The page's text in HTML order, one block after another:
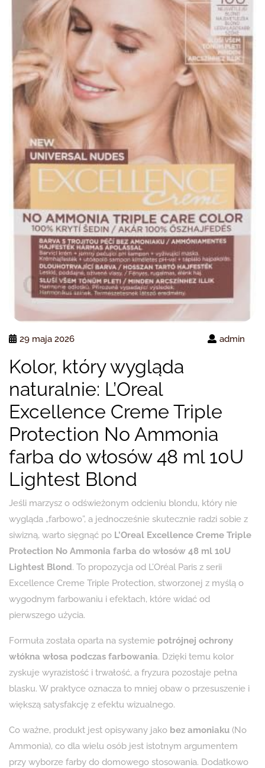
29 maja 2026 admin
Kolor, który wygląda
naturalnie: L’Oreal
Excellence Creme Triple
Protection No Ammonia
farba do włosów 48 ml 10U
Lightest Blond
Jeśli marzysz o odświeżonym odcieniu blondu, który nie
wygląda „farbowo”, a jednocześnie skutecznie radzi sobie z
siwizną, warto sięgnąć po L’Oreal Excellence Creme Triple
Protection No Ammonia farba do włosów 48 ml 10U
Lightest Blond. To propozycja od L’Oréal Paris z serii
Excellence Creme Triple Protection, stworzonej z myślą o
wygodnym farbowaniu i efektach, które widać od
pierwszego użycia.
Formuła została oparta na systemie potrójnej ochrony
włókna włosa podczas farbowania. Dzięki temu kolor
zyskuje wyrazistość i trwałość, a fryzura pozostaje pełna
blasku. W praktyce oznacza to mniej obaw o przesuszenie i
większą satysfakcję z efektu wizualnego.
Co ważne, produkt jest opisywany jako bez amoniaku (No
Ammonia), co dla wielu osób jest istotnym argumentem
przy wyborze farby do domowego stosowania. Dodatkowo